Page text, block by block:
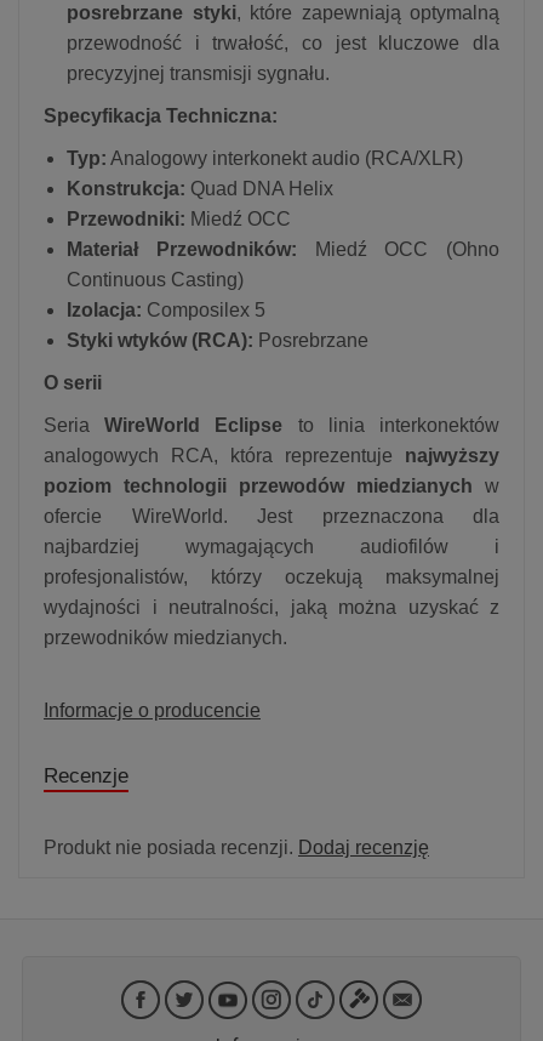
posrebrzane styki, które zapewniają optymalną
przewodność i trwałość, co jest kluczowe dla
precyzyjnej transmisji sygnału.
Specyfikacja Techniczna:
Typ: Analogowy interkonekt audio (RCA/XLR)
Konstrukcja: Quad DNA Helix
Przewodniki: Miedź OCC
Materiał Przewodników: Miedź OCC (Ohno
Continuous Casting)
Izolacja: Composilex 5
Styki wtyków (RCA): Posrebrzane
O serii
SeriaWireWorld Eclipse to linia interkonektów
analogowych RCA, która reprezentuje najwyższy
poziom technologii przewodów miedzianych w
ofercie WireWorld. Jest przeznaczona dla
najbardziej wymagających audiofilów i
profesjonalistów, którzy oczekują maksymalnej
wydajności i neutralności, jaką można uzyskać z
przewodników miedzianych.
Informacje o producencie
Recenzje
Produkt nie posiada recenzji. Dodaj recenzję